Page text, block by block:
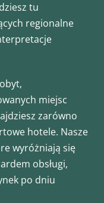
tu
regionalne
miejsc
zarówno
hotele. Nasze
wyróżniają się
obsługi,
po dniu